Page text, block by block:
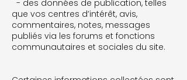
- des données de publication, telles
que vos centres d’intérêt, avis,
commentaires, notes, messages
publiés via les forums et fonctions
communautaires et sociales du site.